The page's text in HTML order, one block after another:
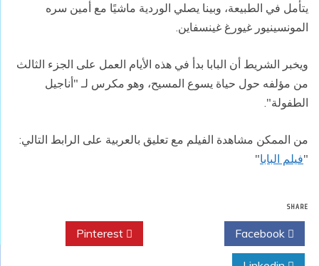
يتأمل في الطبيعة، وبينا يصلي الوردية ماشيًا مع أمين سره
المونسينيور غيورغ غينسفاين.
ويخبر الشريط أن البابا بدأ في هذه الأيام العمل على الجزء الثالث
من مؤلفه حول حياة يسوع المسيح، وهو مكرس لـ "أناجيل
الطفولة".
من الممكن مشاهدة الفيلم مع تعليق بالعربية على الرابط التالي:
"فيلم البابا"
SHARE